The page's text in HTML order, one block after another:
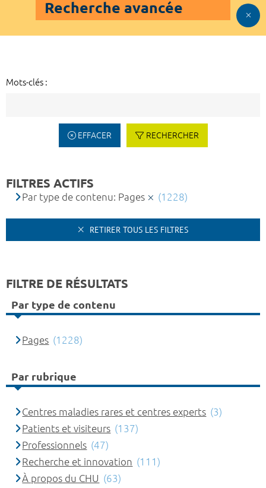
Recherche avancée
Mots-clés :
EFFACER RECHERCHER
FILTRES ACTIFS
Par type de contenu: Pages (1228)
RETIRER TOUS LES FILTRES
FILTRE DE RÉSULTATS
Par type de contenu
Pages (1228)
Par rubrique
Centres maladies rares et centres experts (3)
Patients et visiteurs (137)
Professionnels (47)
Recherche et innovation (111)
À propos du CHU (63)